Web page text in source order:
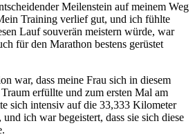
Meilenstein auf meinem Weg
Training verlief gut, und ich fühlte
Lauf souverän meistern würde, war
für den Marathon bestens gerüstet
war, dass meine Frau sich in diesem
erfüllte und zum ersten Mal am
sich intensiv auf die 33,333 Kilometer
ich war begeistert, dass sie sich diese